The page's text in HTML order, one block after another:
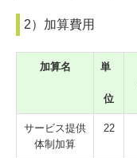
2）加算費用
加算名 単
位
サービス提供
体制加算
22